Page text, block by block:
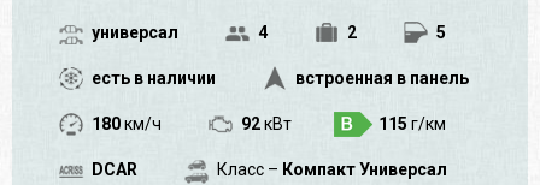
универсал 4 2 5
есть в наличии встроенная в панель
180км/ч 92кВт 115 г/км
DCAR Класс – Компакт Универсал